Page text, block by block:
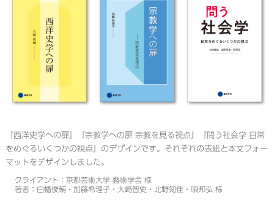
『西洋史学への扉』『宗教学への扉 宗教を見る視点』『問う社会学 日常
をめぐるいくつかの視点』のデザインです。それぞれの表紙と本文フォー
マットをデザインしました。
クライアント：京都芸術大学 藝術学舎 様
著者：白幡俊輔・加藤希理子・大﨑智史・北野知佳・唄邦弘 様